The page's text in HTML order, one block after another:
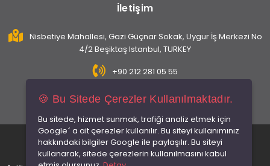
İletişim
Nisbetiye Mahallesi, Gazi Güçnar Sokak, Uygur İş Merkezi No
4/2 Beşiktaş Istanbul, TURKEY
+90 212 281 05 55
info@caninsaat.com
© 2026 Tüm hakları saklıdır.
🍪 Bu Sitede Çerezler Kullanılmaktadır.
Bu sitede, hizmet sunmak, trafiği analiz etmek için
Google´ a ait çerezler kullanılır. Bu siteyi kullanımınız
hakkındaki bilgiler Google ile paylaşılır. Bu siteyi
kullanarak, sitede çerezlerin kullanılmasını kabul